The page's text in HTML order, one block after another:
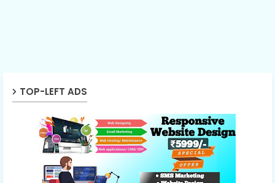
TOP-LEFT ADS